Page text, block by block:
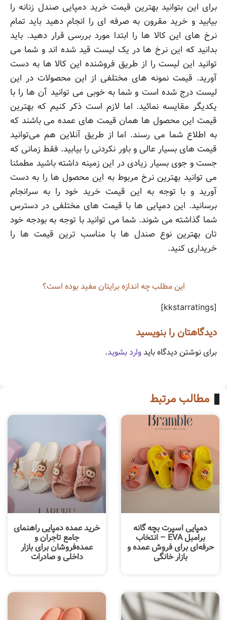
برای این بتوانید بهترین قیمت خرید دمپایی صندل زنانه را
بیابید و خرید مقرون به صرفه ای را انجام دهید باید تمام
نرخ های این کالا ها را ابتدا مورد بررسی قرار دهید. باید
بدانید که این نرخ ها در یک لیست قید شده اند و شما می
توانید این لیست را از طریق فروشنده این کالا ها به دست
آورید. قیمت نمونه های مختلفی از این محصولات در این
لیست درج شده است و شما به خوبی می توانید آن ها را با
یکدیگر مقایسه نمائید. اما لازم است ذکر کنیم که بهترین
قیمت این محصول ها همان قیمت های عمده می باشند که
به اطلاع شما می رسند. اما از طریق آنلاین هم می‌توانید
قیمت های بسیار عالی و باور نکردنی را بیابید. فقط زمانی که
جست و جوی بسیار زیادی در این زمینه داشته‌ باشید مطمئنا
می توانید بهترین نرخ مربوط به این محصول ها را به دست
آورید و با توجه به این قیمت خرید خود را به سرانجام
برسانید. این دمپایی ها با قیمت های مختلفی در دسترس
شما گذاشته می شوند. شما می توانید با توجه به بودجه خود
تان بهترین نوع صندل ها با مناسب ترین قیمت ها را
خریداری کنید.
این مطلب چه‌ اندازه برایتان مفید بوده است؟
[kkstarratings]
دیدگاهتان را بنویسید
برای نوشتن دیدگاه بایدوارد بشوید.
مطالب مرتبط
دمپایی اسپرت بچه گانه
برامبل EVA – انتخاب
حرفه‌ای برای فروش عمده و
بازار خانگی
خرید عمده دمپایی راهنمای
جامع تاجران و
عمده‌فروشان برای بازار
داخلی و صادرات